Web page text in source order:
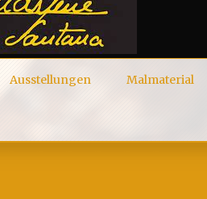
Ausstellungen Malmaterial